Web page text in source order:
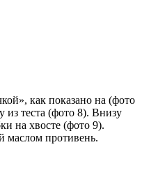
как показано на (фото
из теста (фото 8). Внизу
на хвосте (фото 9).
маслом противень.